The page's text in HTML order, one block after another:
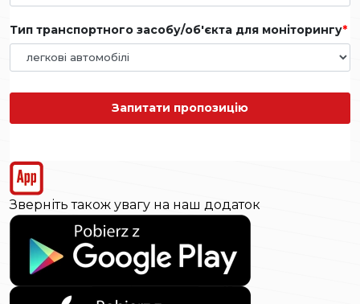
Тип транспортного засобу/об'єкта для моніторингу
Запитати пропозицію
Зверніть також увагу на наш додаток